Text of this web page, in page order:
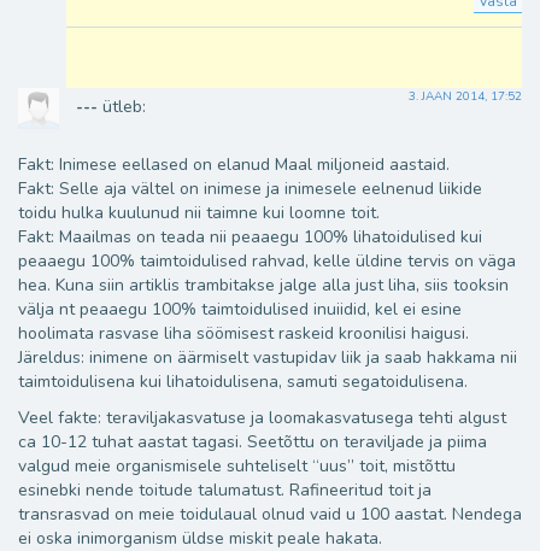
--- ütleb: 3. JAAN 2014, 17:52
Fakt: Inimese eellased on elanud Maal miljoneid aastaid.
Fakt: Selle aja vältel on inimese ja inimesele eelnenud liikide
toidu hulka kuulunud nii taimne kui loomne toit.
Fakt: Maailmas on teada nii peaaegu 100% lihatoidulised kui
peaaegu 100% taimtoidulised rahvad, kelle üldine tervis on väga
hea. Kuna siin artiklis trambitakse jalge alla just liha, siis tooksin
välja nt peaaegu 100% taimtoidulised inuiidid, kel ei esine
hoolimata rasvase liha söömisest raskeid kroonilisi haigusi.
Järeldus: inimene on äärmiselt vastupidav liik ja saab hakkama nii
taimtoidulisena kui lihatoidulisena, samuti segatoidulisena.
Veel fakte: teraviljakasvatuse ja loomakasvatusega tehti algust
ca 10-12 tuhat aastat tagasi. Seetõttu on teraviljade ja piima
valgud meie organismisele suhteliselt “uus” toit, mistõttu
esinebki nende toitude talumatust. Rafineeritud toit ja
transrasvad on meie toidulaual olnud vaid u 100 aastat. Nendega
ei oska inimorganism üldse miskit peale hakata.